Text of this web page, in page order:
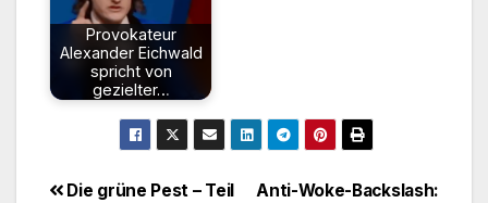
Provokateur
Alexander Eichwald
spricht von
gezielter…
Anti-Woke-Backslash:
Die grüne Pest – Teil